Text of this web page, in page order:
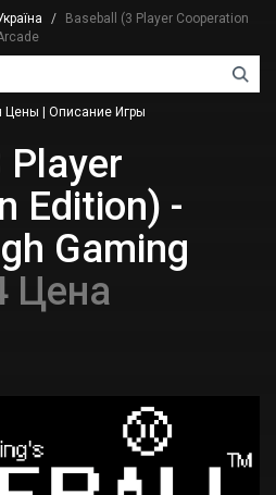
Baseball (3 Player Cooperation
Цены Описание Игры
Player
Edition) -
Gaming
Цена